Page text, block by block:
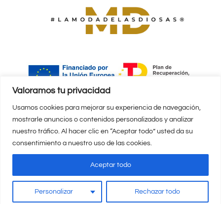
Valoramos tu privacidad
Usamos cookies para mejorar su experiencia de navegación,
mostrarle anuncios o contenidos personalizados y analizar
nuestro tráfico. Al hacer clic en “Aceptar todo” usted da su
consentimiento a nuestro uso de las cookies.
Personalizar Rechazar todo
Aceptar todo
Finanaciado por la Unión Europea – Next
GenerationEU
Mapa Web Declaración de Accesibilidad
Copyright © 2026 E-finance click
Política de privacidad y cookies –Aviso Legal